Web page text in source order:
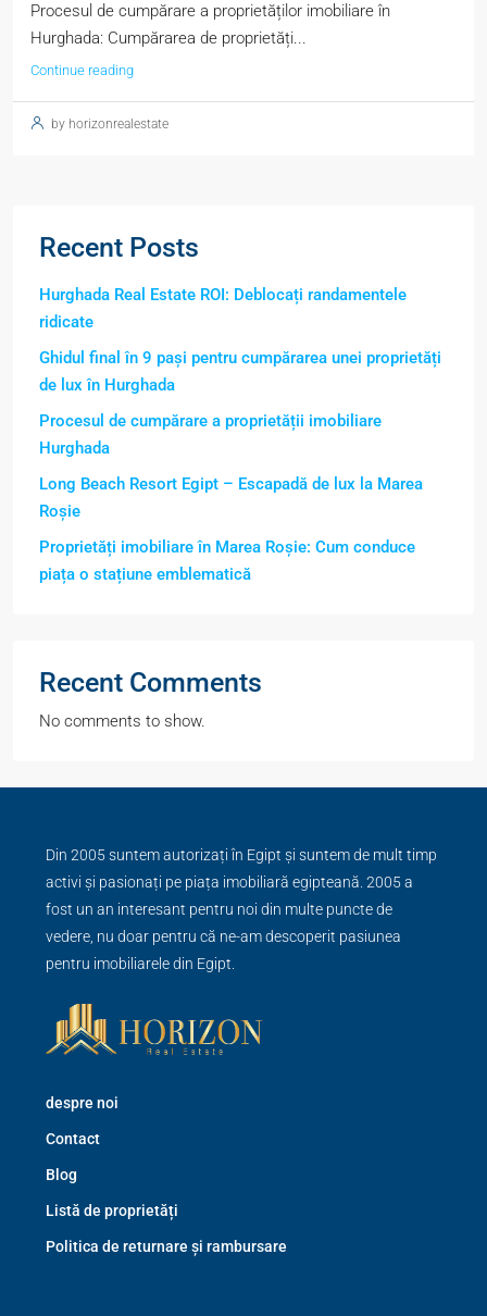
Procesul de cumpărare a proprietăților imobiliare în
Hurghada: Cumpărarea de proprietăți...
Continue reading
by horizonrealestate
Recent Posts
Hurghada Real Estate ROI: Deblocați randamentele
ridicate
Ghidul final în 9 pași pentru cumpărarea unei proprietăți
de lux în Hurghada
Procesul de cumpărare a proprietății imobiliare
Hurghada
Long Beach Resort Egipt – Escapadă de lux la Marea
Roșie
Proprietăți imobiliare în Marea Roșie: Cum conduce
piața o stațiune emblematică
Recent Comments
No comments to show.
Din 2005 suntem autorizați în Egipt și suntem de mult timp
activi și pasionați pe piața imobiliară egipteană. 2005 a
fost un an interesant pentru noi din multe puncte de
vedere, nu doar pentru că ne-am descoperit pasiunea
pentru imobiliarele din Egipt.
despre noi
Contact
Blog
Listă de proprietăți
Politica de returnare și rambursare